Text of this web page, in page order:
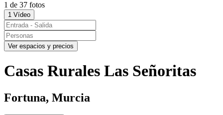
1 de 37 fotos
1 Vídeo
Ver espacios y precios
Casas Rurales Las Señoritas
Fortuna, Murcia